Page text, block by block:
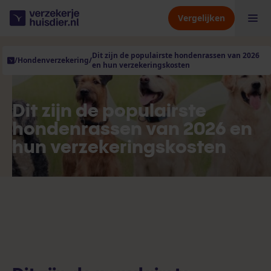
Vergelijken
/Hondenverzekering/Dit zijn de populairste hondenrassen van 2026
en hun verzekeringskosten
Hondenverzekering
Kattenverzekering
Dierenverzekering
Dit zijn de populairste
hondenrassen van 2026 en
hun verzekeringskosten